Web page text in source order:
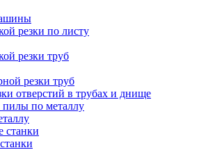
резки по листу
резки труб
резки труб
отверстий в трубах и днище
пилы по металлу
станки